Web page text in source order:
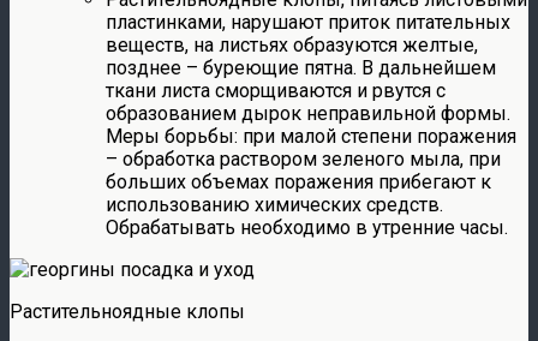
пластинками, нарушают приток питательных
веществ, на листьях образуются желтые,
позднее – буреющие пятна. В дальнейшем
ткани листа сморщиваются и рвутся с
образованием дырок неправильной формы.
Меры борьбы: при малой степени поражения
– обработка раствором зеленого мыла, при
больших объемах поражения прибегают к
использованию химических средств.
Обрабатывать необходимо в утренние часы.
Растительноядные клопы